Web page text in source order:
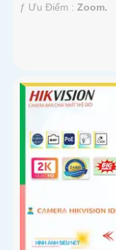
️ƒ Ưu Điểm : Zoom.